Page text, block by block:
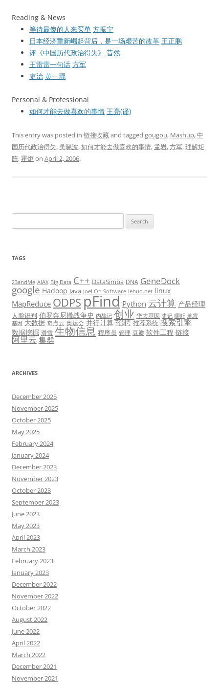
Reading & News
等待最傻的人来买单 方振宁
日本经济重新崛起背后，是一场艰苦的改革 王正鹏
评《中国历代政治得失》
昔然
王雷雷一句话 方军
吏治 黄一琨
Personal & Professional
如何才能去做喜欢的事情 王亮(译)
This entry was posted in 链接收藏and tagged gougou, Mashup,中
国历代政治得失,吴晓波,如何才能去做喜欢的事情, 孟岩,方军,理解矩
阵,霍炬on April 2, 2006.
for:
TAGS
23andMe AJAX Big Data C++ DataSimba DNA GeneDock
google Hadoop Java Joel On Software lehuo.net linux
MapReduce ODPS pFind Python 云计算 产品经理
人脸识别 伯罗奔尼撒战争史 内战记 创业 华大基因 史记 哪吒 地震
基因 大数据 奇点云 奥运会 并行计算 招聘 推荐系统 搜索引擎
数据挖掘 滑雪 生物信息 程序员 管理 豆瓣 软件工程 链接
阿里云集群
ARCHIVES
December 2025
November 2025
October 2025
May 2025
February 2024
January 2024
December 2023
November 2023
October 2023
September 2023
June 2023
May 2023
April 2023
March 2023
February 2023
January 2023
December 2022
November 2022
October 2022
August 2022
June 2022
April 2022
March 2022
December 2021
November 2021